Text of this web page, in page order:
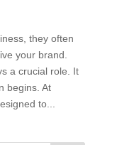
they often
your brand.
a crucial role. It
begins. At
to...